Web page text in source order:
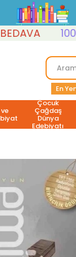
1000
En
Çocuk
Çağdaş
Dünya
Edebiyatı